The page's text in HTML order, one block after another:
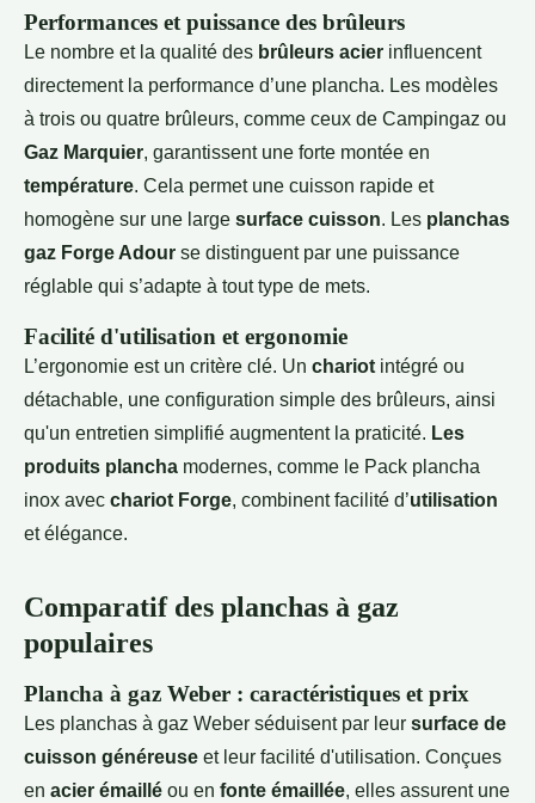
Performances et puissance des brûleurs
Le nombre et la qualité des brûleurs acier influencent
directement la performance d’une plancha. Les modèles
à trois ou quatre brûleurs, comme ceux de Campingaz ou
Gaz Marquier, garantissent une forte montée en
température. Cela permet une cuisson rapide et
homogène sur une large surface cuisson. Les planchas
gaz Forge Adour se distinguent par une puissance
réglable qui s’adapte à tout type de mets.
Facilité d'utilisation et ergonomie
L’ergonomie est un critère clé. Un chariot intégré ou
détachable, une configuration simple des brûleurs, ainsi
qu'un entretien simplifié augmentent la praticité. Les
produits plancha modernes, comme le Pack plancha
inox avec chariot Forge, combinent facilité d’utilisation
et élégance.
Comparatif des planchas à gaz
populaires
Plancha à gaz Weber : caractéristiques et prix
Les planchas à gaz Weber séduisent par leur surface de
cuisson généreuse et leur facilité d'utilisation. Conçues
en acier émaillé ou en fonte émaillée, elles assurent une